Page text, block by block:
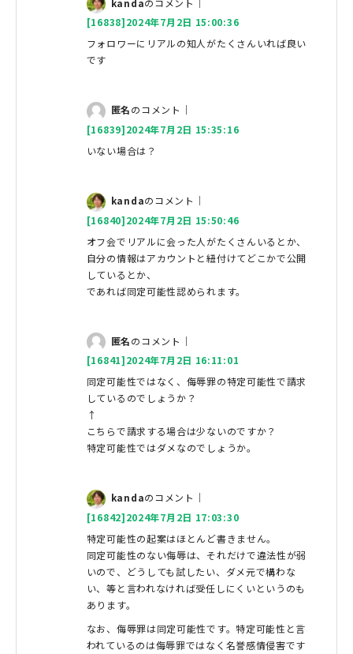
[16838]2024年7月2日 15:00:36
フォロワーにリアルの知人がたくさんいれば良い
です
匿名のコメント｜
[16839]2024年7月2日 15:35:16
いない場合は？
kandaのコメント｜
[16840]2024年7月2日 15:50:46
オフ会でリアルに会った人がたくさんいるとか、
自分の情報はアカウントと紐付けてどこかで公開
しているとか、
であれば同定可能性認められます。
匿名のコメント｜
[16841]2024年7月2日 16:11:01
同定可能性ではなく、侮辱罪の特定可能性で請求
しているのでしょうか？
↑
こちらで請求する場合は少ないのですか？
特定可能性ではダメなのでしょうか。
kandaのコメント｜
[16842]2024年7月2日 17:03:30
特定可能性の起案はほとんど書きません。
同定可能性のない侮辱は、それだけで違法性が弱
いので、どうしても試したい、ダメ元で構わな
い、等と言われなければ受任しにくいというのも
あります。
なお、侮辱罪は同定可能性です。特定可能性と言
われているのは侮辱罪ではなく名誉感情侵害です